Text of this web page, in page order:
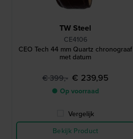
TW Steel
CE4106
CEO Tech 44 mm Quartz chronograaf
met datum
€ 399,- € 239,95
● Op voorraad
Vergelijk
Bekijk Product